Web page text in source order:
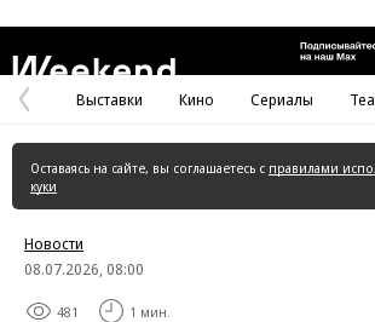
Предыдущая
страница
Выставки Кино Сериалы
Оставаясь на сайте, вы соглашаетесь с правилами
куки
Новости
08.07.2026, 08:00
481 1 мин.